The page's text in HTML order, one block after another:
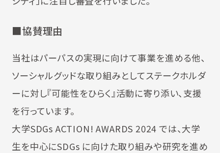
■協賛理由
当社はパーパスの実現に向けて事業を進める他、
ソーシャルグッドな取り組みとしてステークホルダ
ーに対し『可能性をひらく』活動に寄り添い、支援
を行っています。
大学SDGs ACTION! AWARDS 2024 では、大学
生を中心にSDGs に向けた取り組みや研究を進め